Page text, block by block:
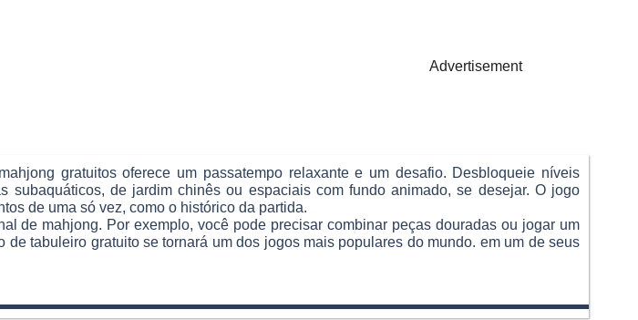
Advertisement
gratuitos oferece um passatempo relaxante e um desafio. Desbloqueie níveis
de jardim chinês ou espaciais com fundo animado, se desejar. O jogo
de uma só vez, como o histórico da partida.
de mahjong. Por exemplo, você pode precisar combinar peças douradas ou jogar um
tabuleiro gratuito se tornará um dos jogos mais populares do mundo. em um de seus